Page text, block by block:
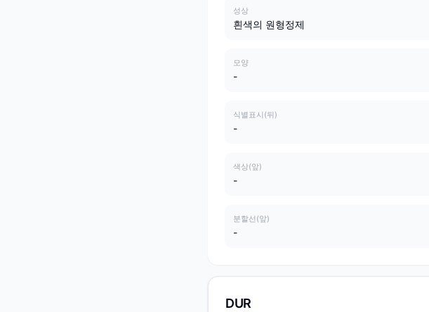
성상
흰색의 원형정제
모양
-
식별표시(뒤)
-
색상(앞)
-
분할선(앞)
-
DUR